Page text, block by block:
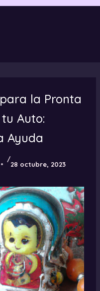
la Pronta
Auto:
Ayuda
/
28 octubre, 2023